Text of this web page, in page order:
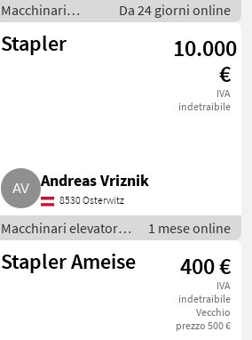
Macchinari
elevatori e per
magazzino /
Da 24 giorni online
Stapler
10.000
€
IVA
indetraibile
Andreas Vriznik
8530 Osterwitz
Macchinari elevatori e
per magazzino /
Carrelli elevatori
1 mese online
Stapler Ameise 400 €
IVA
indetraibile
Vecchio
prezzo 500 €